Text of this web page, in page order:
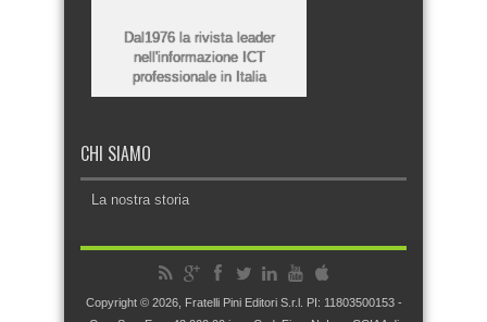
Dal1976 la rivista leader
nell'informazione ICT
professionale in Italia
CHI SIAMO
La nostra storia
Copyright © 2026, Fratelli Pini Editori S.r.l. PI: 11803500153 -